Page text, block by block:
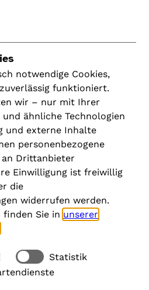
notwendige Cookies,
funktioniert.
wir – nur mit Ihrer
ähnliche Technologien
und externe Inhalte
personenbezogene
Drittanbieter
Einwilligung ist freiwillig
die
widerrufen werden.
Sie in unserer
Statistik